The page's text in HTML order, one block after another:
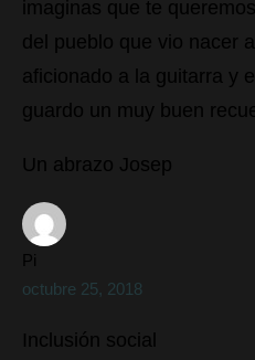
imaginas que te
del pueblo que vio nacer
aficionado a la guitarra y
guardo un muy buen
Un abrazo Josep
Pi
octubre 25, 2018
Inclusión social